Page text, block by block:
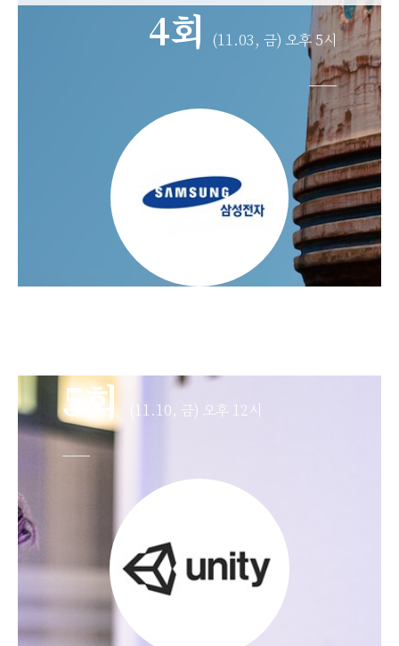
4회 (11.03, 금) 오후 5시
5회 (11.10, 금) 오후 12시